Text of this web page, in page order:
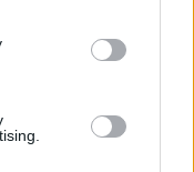
έχουν
για παρόμοια
την πλήρη
τους